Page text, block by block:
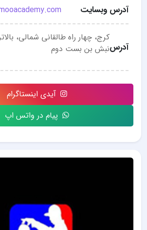
آدرس وبسایت
آدرس
کرج، چهار راه طالقانی شمالی،
نبش بن بست دوم
آیدی اینستاگرام
پیام در واتس اپ